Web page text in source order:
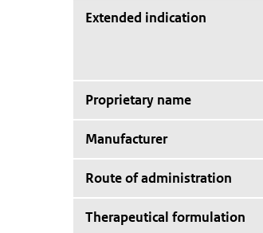
Extended indication
Proprietary name
Manufacturer
Route of administration
Therapeutical formulation